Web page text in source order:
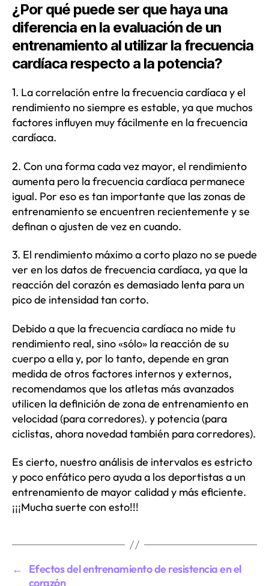
¿Por qué puede ser que haya una
diferencia en la evaluación de un
entrenamiento al utilizar la frecuencia
cardíaca respecto a la potencia?
1. La correlación entre la frecuencia cardíaca y el
rendimiento no siempre es estable, ya que muchos
factores influyen muy fácilmente en la frecuencia
cardíaca.
2. Con una forma cada vez mayor, el rendimiento
aumenta pero la frecuencia cardíaca permanece
igual. Por eso es tan importante que las zonas de
entrenamiento se encuentren recientemente y se
definan o ajusten de vez en cuando.
3. El rendimiento máximo a corto plazo no se puede
ver en los datos de frecuencia cardíaca, ya que la
reacción del corazón es demasiado lenta para un
pico de intensidad tan corto.
Debido a que la frecuencia cardíaca no mide tu
rendimiento real, sino «sólo» la reacción de su
cuerpo a ella y, por lo tanto, depende en gran
medida de otros factores internos y externos,
recomendamos que los atletas más avanzados
utilicen la definición de zona de entrenamiento en
velocidad (para corredores). y potencia (para
ciclistas, ahora novedad también para corredores).
Es cierto, nuestro análisis de intervalos es estricto
y poco enfático pero ayuda a los deportistas a un
entrenamiento de mayor calidad y más eficiente.
¡¡¡Mucha suerte con esto!!!
←
Efectos del entrenamiento de resistencia en el
corazón